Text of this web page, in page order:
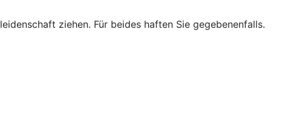
ziehen. Für beides haften Sie gegebenenfalls.